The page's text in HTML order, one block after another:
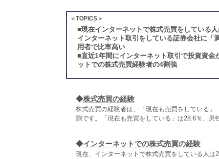
＜TOPICS＞
■現在インターネットで株式売買をしている
インターネット取引をしている証券会社に「
用者で比率高い
■直近1年間にインターネット取引で投資資
ットでの株式売買経験者の4割強
◆株式売買の経験
株式売買の経験者は、「現在も売買をしている
割です。「現在も売買をしている」は28.6％、男
◆インターネットでの株式売買の経験
現在、インターネットで株式売買をしている人